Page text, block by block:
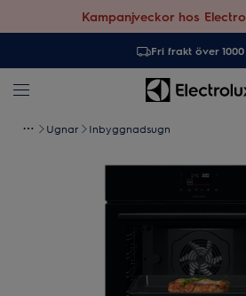
Kampanjveckor hos
Fri frakt över
Ugnar Inbyggnadsugn